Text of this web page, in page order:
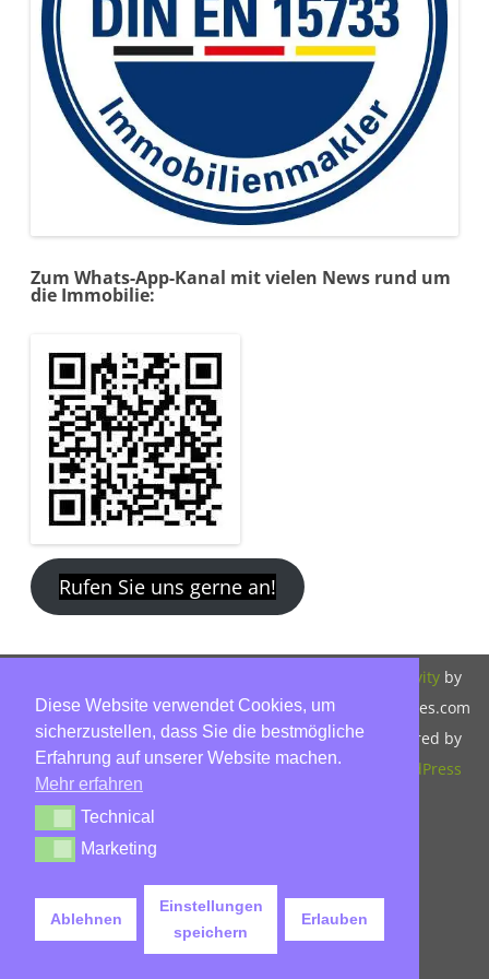
Zum Whats-App-Kanal mit vielen News rund um
die Immobilie:
Rufen Sie uns gerne an!
Hinnerk Warter,
Warter-
Immobilien,
Lübeck, Tel: 0451-
30503930, Mobil:
info@warter-
unsere
Datenschutzerklärung.
ZeroGravityby
GalussoThemes.com
Powered by
WordPress
Diese Website verwendet Cookies, um
sicherzustellen, dass Sie die bestmögliche
Erfahrung auf unserer Website machen.
Mehr erfahren
TechnicalTechnical
MarketingMarketing
Ablehnen
Einstellungen
speichern
Erlauben